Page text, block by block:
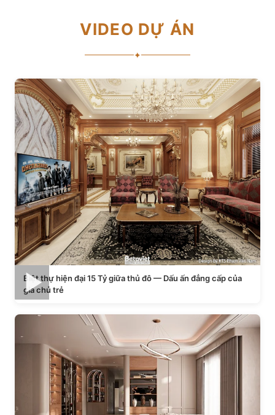
VIDEO DỰ ÁN
✦
Biệt thự hiện đại 15 Tỷ giữa thủ đô — Dấu ấn đẳng cấp của
gia chủ trẻ